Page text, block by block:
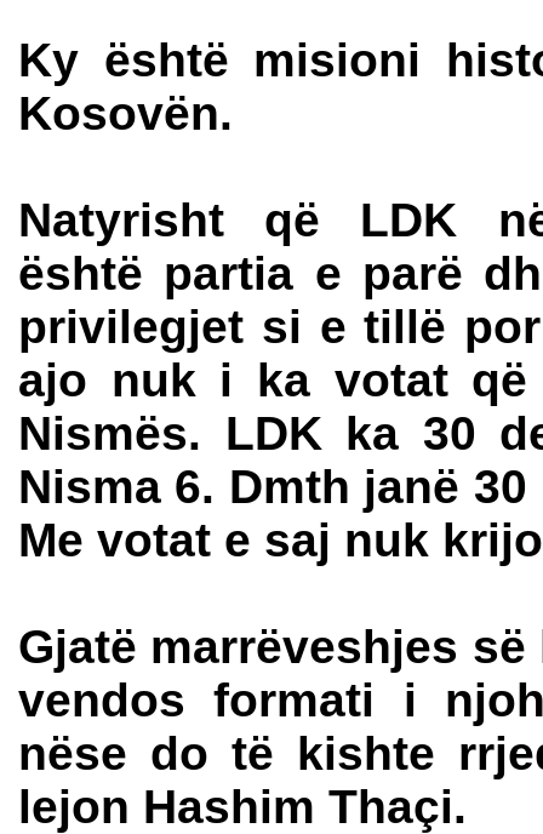
Ky është misioni
Kosovën.
Natyrisht që LDK
është partia e parë
privilegjet si e tillë
ajo nuk i ka votat që
Nismës. LDK ka 30
Nisma 6. Dmth janë
Me votat e saj nuk
Gjatë marrëveshjes
vendos formati i
nëse do të kishte
lejon Hashim Thaçi.